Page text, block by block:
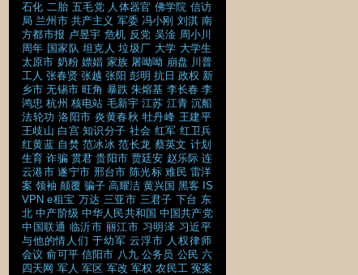
石化 二胎 五毛党 人体器官 佛学院 信访
局 兰州市 共产主义 军委 冯小刚 刘淇 南
方都市报 卢昱宇 危机 反党 吴淦 周小川
周年 国家队 坦克人 垃圾厂 大学 大学生
太原市 奶粉 嫖娼 家族 屠呦呦 崩盘 川普
工人 张春贤 张越 张阳 彭明 抗日 政权 新
乡市 无锡市 旺角 暴跌 朱熔基 李长春 李
鸿忠 杭州 核电站 毛新宇 江苏 江青 沉船
法轮功 洛阳市 炎黄春秋 牡丹峰 王建平
王歧山 白宫 知识分子 社会 红军 红卫兵
红黄蓝 自焚 范冰冰 范长龙 蔡英文 计划
生育 诈骗 贯君 贵阳市 贾廷安 赵乐际 连
云港市 遂宁市 邢台市 陈光标 难民 雷洋
案 领袖 颠覆 骗子 高耀洁 黄兴国 黑客
IS
VPN e租宝 万达 三亚市 三君子 下台 东
北 中产阶级 中华人民共和国 中国共产党
中国联通 临沂市 丽江市 习明泽 习近平
与他的情人们 于幼军 云浮市 人权律师
会议 俞可平 信阳市 八九 公务员 公民 六
四天网 军人 军区 军改 军权 农民工 冤案